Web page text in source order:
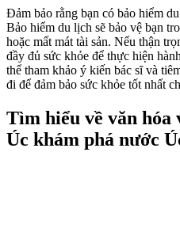
Đảm bảo rằng bạn có bảo hiểm
Bảo hiểm du lịch sẽ bảo vệ bạn
hoặc mất mát tài sản. Nếu thận
đầy đủ sức khỏe để thực hiện
thể tham khảo ý kiến bác sĩ và
đi để đảm bảo sức khỏe tốt nhất
Tìm hiểu về văn hóa
Úc khám phá nước